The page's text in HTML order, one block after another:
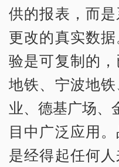
供的报表，而
更改的真实数
验是可复制的
地铁、宁波地
业、德基广场、
目中广泛应用
是经得起任何